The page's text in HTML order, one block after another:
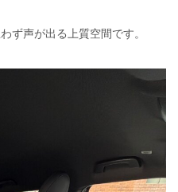
ず声が出る上質空間です。